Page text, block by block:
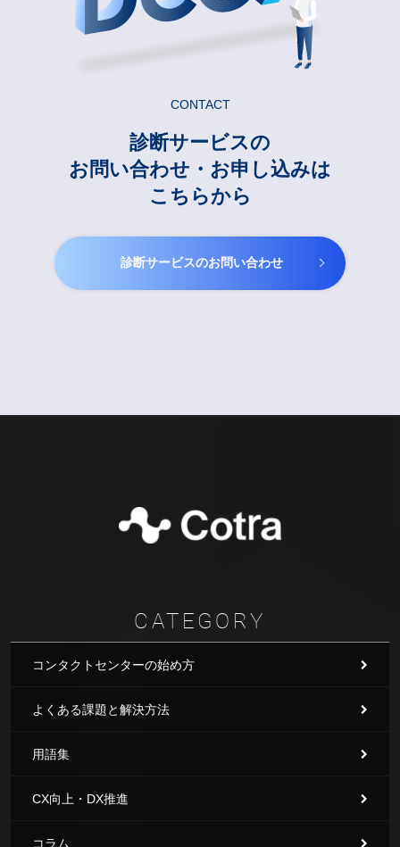
CONTACT
診断サービスの
お問い合わせ・お申し込みは
こちらから
診断サービスのお問い合わせ
CATEGORY
コンタクトセンターの始め方
よくある課題と解決方法
用語集
CX向上・DX推進
コラム